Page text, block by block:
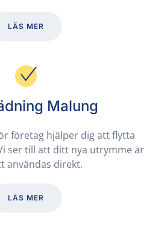
LÄS MER
Malung
företag hjälper dig att flytta
ser till att ditt nya utrymme är
användas direkt.
LÄS MER